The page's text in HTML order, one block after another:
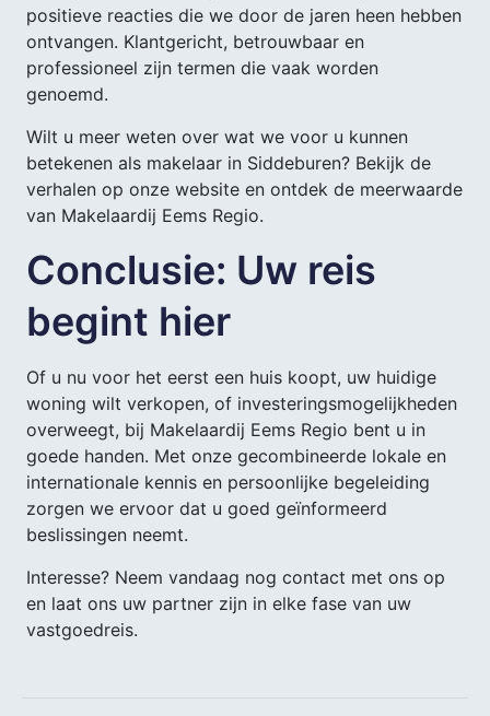
positieve reacties die we door de jaren heen hebben
ontvangen. Klantgericht, betrouwbaar en
professioneel zijn termen die vaak worden
genoemd.
Wilt u meer weten over wat we voor u kunnen
betekenen als makelaar in Siddeburen? Bekijk de
verhalen op onze website en ontdek de meerwaarde
van Makelaardij Eems Regio.
Conclusie: Uw reis
begint hier
Of u nu voor het eerst een huis koopt, uw huidige
woning wilt verkopen, of investeringsmogelijkheden
overweegt, bij Makelaardij Eems Regio bent u in
goede handen. Met onze gecombineerde lokale en
internationale kennis en persoonlijke begeleiding
zorgen we ervoor dat u goed geïnformeerd
beslissingen neemt.
Interesse? Neem vandaag nog contact met ons op
en laat ons uw partner zijn in elke fase van uw
vastgoedreis.